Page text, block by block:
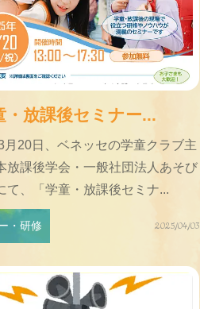
・放課後セミナー...
月20日、ベネッセの学童クラブ主
放課後学会・一般社団法人あそび
て、「学童・放課後セミナ...
・研修 2025/04/03